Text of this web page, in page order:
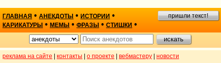
ГЛАВНАЯ • АНЕКДОТЫ • ИСТОРИИ •
КАРИКАТУРЫ • МЕМЫ • ФРАЗЫ • СТИШКИ •
пришли текст!
реклама на сайте контакты о проекте вебмастеру новости